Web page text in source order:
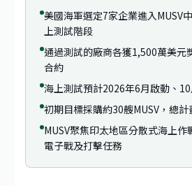
美國海軍選定7家企業進入MUSV
上測試階段
通過測試的廠商各獲1,500萬美元
合約
海上測試預計2026年6月啟動、
初期目標採購約30艘MUSV，總
MUSV聚焦印太地區分散式海上作
電子戰及打擊任務